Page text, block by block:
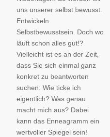
uns unserer selbst bewusst.
Entwickeln
Selbstbewusstsein. Doch wo
läuft schon alles gut!?
Vielleicht ist es an der Zeit,
dass Sie sich einmal ganz
konkret zu beantworten
suchen: Wie ticke ich
eigentlich? Was genau
macht mich aus? Dabei
kann das Enneagramm ein
wertvoller Spiegel sein!